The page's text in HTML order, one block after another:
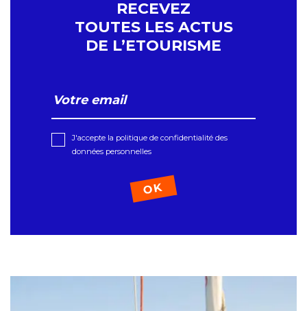
RECEVEZ
TOUTES LES ACTUS
DE L’ETOURISME
J'accepte la politique de confidentialité des
données personnelles